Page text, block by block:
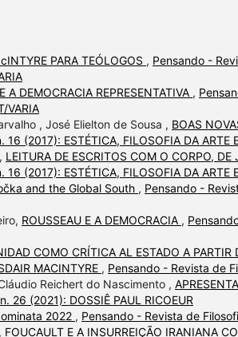
PARA TEÓLOGOS , Pensando -
A DEMOCRACIA REPRESENTATIVA ,
VARIA
, José Elielton de Sousa , BOAS
(2017): ESTÉTICA, FILOSOFIA DA ARTE
LEITURA DE ESCRITOS COM O CORPO,
(2017): ESTÉTICA, FILOSOFIA DA ARTE
and the Global South , Pensando -
ROUSSEAU E A DEMOCRACIA ,
COMO CRÍTICA AL ESTADO A
MACINTYRE , Pensando - Revista de
Reichert do Nascimento ,
26 (2021): DOSSIÊ PAUL RICOEUR
2022 , Pensando - Revista de
FOUCAULT E A INSURREIÇÃO IRANIANA